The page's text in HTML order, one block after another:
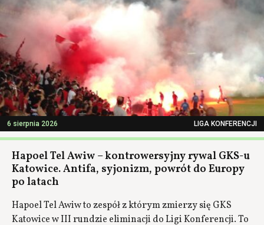
6 sierpnia 2026 LIGA KONFERENCJI
Hapoel Tel Awiw – kontrowersyjny rywal GKS-u
Katowice. Antifa, syjonizm, powrót do Europy
po latach
Hapoel Tel Awiw to zespół z którym zmierzy się GKS
Katowice w III rundzie eliminacji do Ligi Konferencji. To